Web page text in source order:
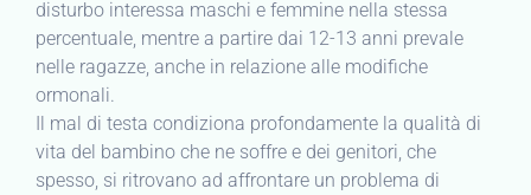
disturbo interessa maschi e femmine nella stessa
percentuale, mentre a partire dai 12-13 anni prevale
nelle ragazze, anche in relazione alle modifiche
ormonali.
Il mal di testa condiziona profondamente la qualità di
vita del bambino che ne soffre e dei genitori, che
spesso, si ritrovano ad affrontare un problema di